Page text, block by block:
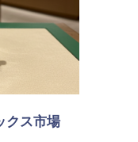
クス市場